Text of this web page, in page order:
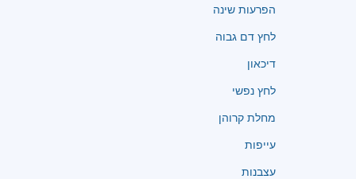
הפרעות שינה
לחץ דם גבוה
דיכאון
לחץ נפשי
מחלת קרוהן
עייפות
עצבנות